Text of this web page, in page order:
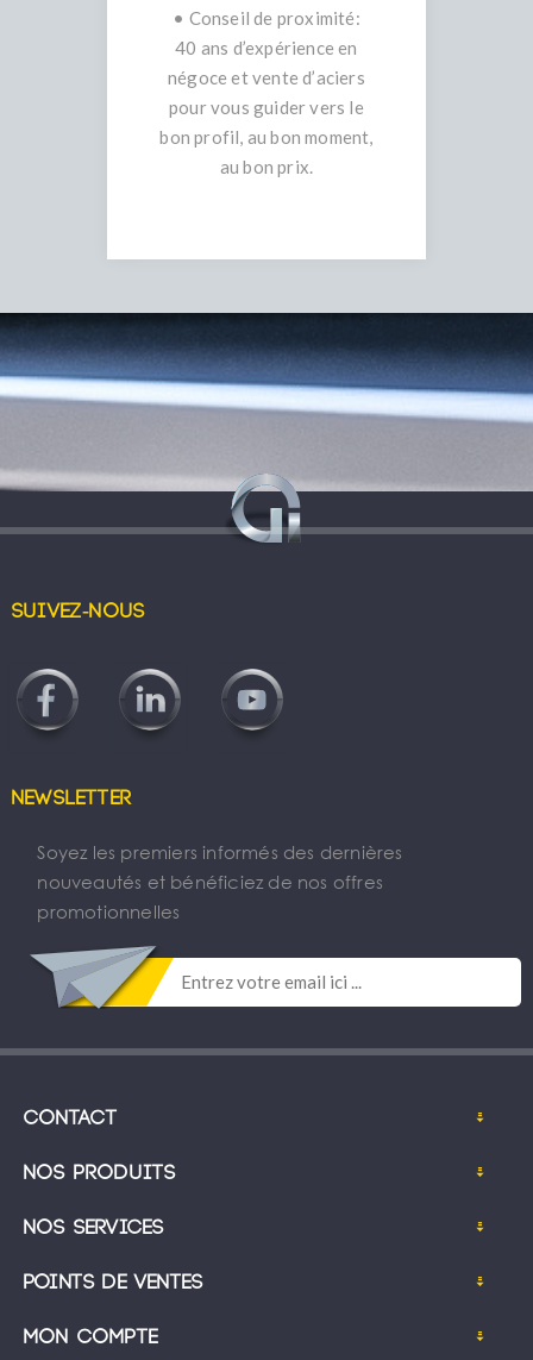
• Conseil de proximité:
40 ans d’expérience en
négoce et vente d’aciers
pour vous guider vers le
bon profil, au bon moment,
au bon prix.
Suivez-nous
Newsletter
Soyez les premiers informés des dernières
nouveautés et bénéficiez de nos offres
promotionnelles
Contact
Nos produits
Nos services
Points de ventes
Mon compte